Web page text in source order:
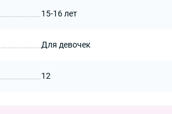
15-16 лет
Для девочек
12